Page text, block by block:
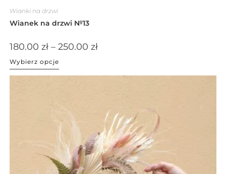
Wianki na drzwi
Wianek na drzwi №13
180.00 zł – 250.00 zł
Wybierz opcje